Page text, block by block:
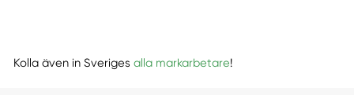
Kolla även in Sveriges alla markarbetare!